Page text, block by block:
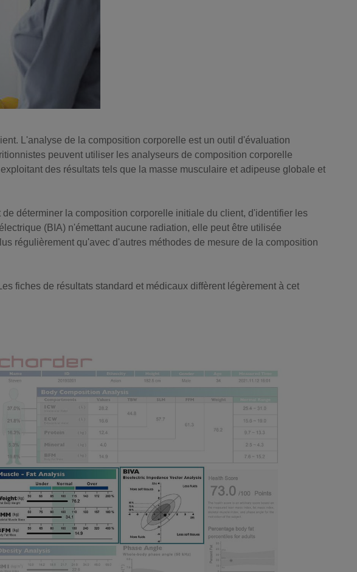
L'analyse de la composition corporelle est un outil d'évaluation
peuvent utiliser les analyseurs de composition corporelle
des résultats tels que la masse musculaire et adipeuse globale et
déterminer la composition corporelle initiale du client, d'identifier les
(BIA) n'émettant aucune radiation, elle peut être utilisée
régulièrement qu'avec d'autres méthodes de mesure de la composition
fiches de résultats standard et médicaux diffèrent légèrement à cet